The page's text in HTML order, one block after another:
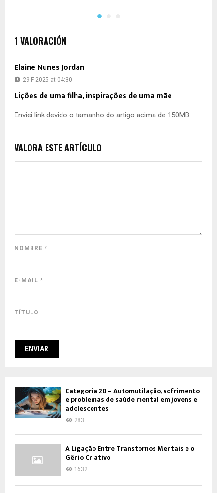
1 VALORACIÓN
Elaine Nunes Jordan
29 F 2025 at 04:30
Lições de uma filha, inspirações de uma mãe
Enviei link devido o tamanho do artigo acima de 150MB
VALORA ESTE ARTÍCULO
NOMBRE *
E-MAIL *
TÍTULO
Categoria 20 – Automutilação, sofrimento
e problemas de saúde mental em jovens e
adolescentes
283
A Ligação Entre Transtornos Mentais e o
Gênio Criativo
1632